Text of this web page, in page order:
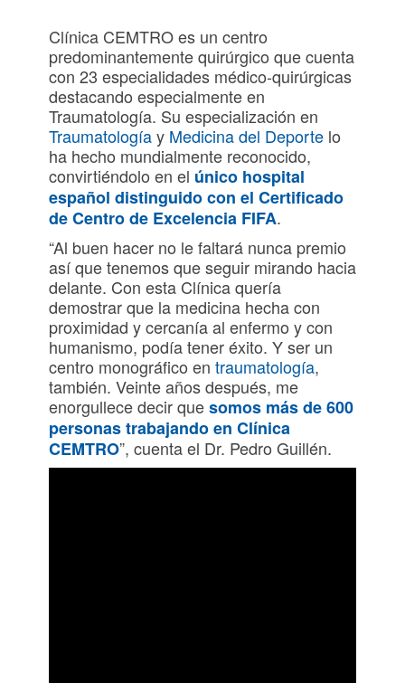
Clínica CEMTRO es un centro
predominantemente quirúrgico que cuenta
con 23 especialidades médico-quirúrgicas
destacando especialmente en
Traumatología. Su especialización en
Traumatologíay Medicina del Deporte lo
ha hecho mundialmente reconocido,
convirtiéndolo en el único hospital
español distinguido con el Certificado
de Centro de Excelencia FIFA.
“Al buen hacer no le faltará nunca premio
así que tenemos que seguir mirando hacia
delante. Con esta Clínica quería
demostrar que la medicina hecha con
proximidad y cercanía al enfermo y con
humanismo, podía tener éxito. Y ser un
centro monográfico en traumatología,
también. Veinte años después, me
enorgullece decir quesomos más de 600
personas trabajando en Clínica
CEMTRO”, cuenta el Dr. Pedro Guillén.